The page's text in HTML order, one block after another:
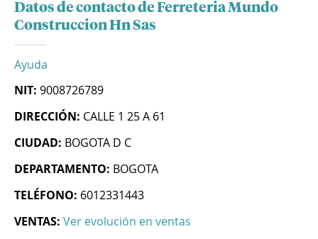
Datos de contacto de Ferreteria Mundo
Construccion Hn Sas
Ayuda
NIT: 9008726789
DIRECCIÓN: CALLE 1 25 A 61
CIUDAD: BOGOTA D C
DEPARTAMENTO: BOGOTA
TELÉFONO: 6012331443
VENTAS: Ver evolución en ventas